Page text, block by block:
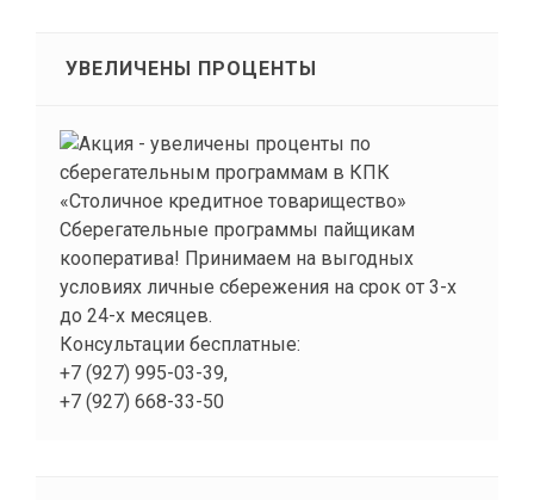
УВЕЛИЧЕНЫ ПРОЦЕНТЫ
Сберегательные программы пайщикам
кооператива! Принимаем на выгодных
условиях личные сбережения на срок от 3-х
до 24-х месяцев.
Консультации бесплатные:
+7 (927) 995-03-39,
+7 (927) 668-33-50